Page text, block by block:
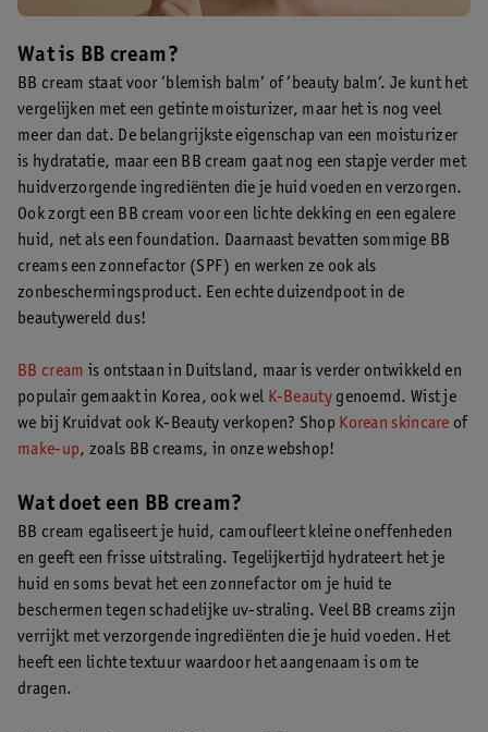
Wat is BB cream?
BB cream staat voor ‘blemish balm’ of ‘beauty balm’. Je kunt het
vergelijken met een getinte moisturizer, maar het is nog veel
meer dan dat. De belangrijkste eigenschap van een moisturizer
is hydratatie, maar een BB cream gaat nog een stapje verder met
huidverzorgende ingrediënten die je huid voeden en verzorgen.
Ook zorgt een BB cream voor een lichte dekking en een egalere
huid, net als een foundation. Daarnaast bevatten sommige BB
creams een zonnefactor (SPF) en werken ze ook als
zonbeschermingsproduct. Een echte duizendpoot in de
beautywereld dus!
BB cream is ontstaan in Duitsland, maar is verder ontwikkeld en
populair gemaakt in Korea, ook wel K-Beautygenoemd. Wist je
we bij Kruidvat ook K-Beauty verkopen? Shop Korean skincare of
make-up, zoals BB creams, in onze webshop!
Wat doet een BB cream?
BB cream egaliseert je huid, camoufleert kleine oneffenheden
en geeft een frisse uitstraling. Tegelijkertijd hydrateert het je
huid en soms bevat het een zonnefactor om je huid te
beschermen tegen schadelijke uv-straling. Veel BB creams zijn
verrijkt met verzorgende ingrediënten die je huid voeden. Het
heeft een lichte textuur waardoor het aangenaam is om te
dragen.